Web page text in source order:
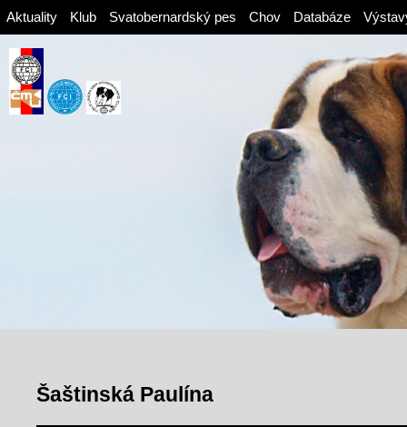
Aktuality Klub Svatobernardský pes Chov Databáze
Šaštinská Paulína